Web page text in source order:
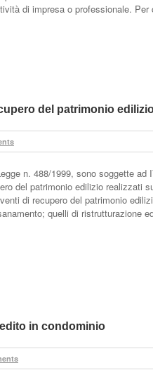
di impresa o professionale.
del patrimonio
n. 488/1999, sono soggette ad
del patrimonio edilizio realizzati
di recupero del patrimonio
quelli di ristrutturazione
in condominio